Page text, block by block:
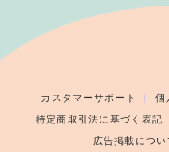
カスタマーサポート 個
特定商取引法に基づく表記
広告掲載につい